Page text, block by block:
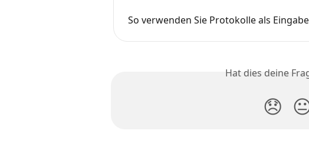
So verwenden Sie Protokolle als
Hat dies deine
😞